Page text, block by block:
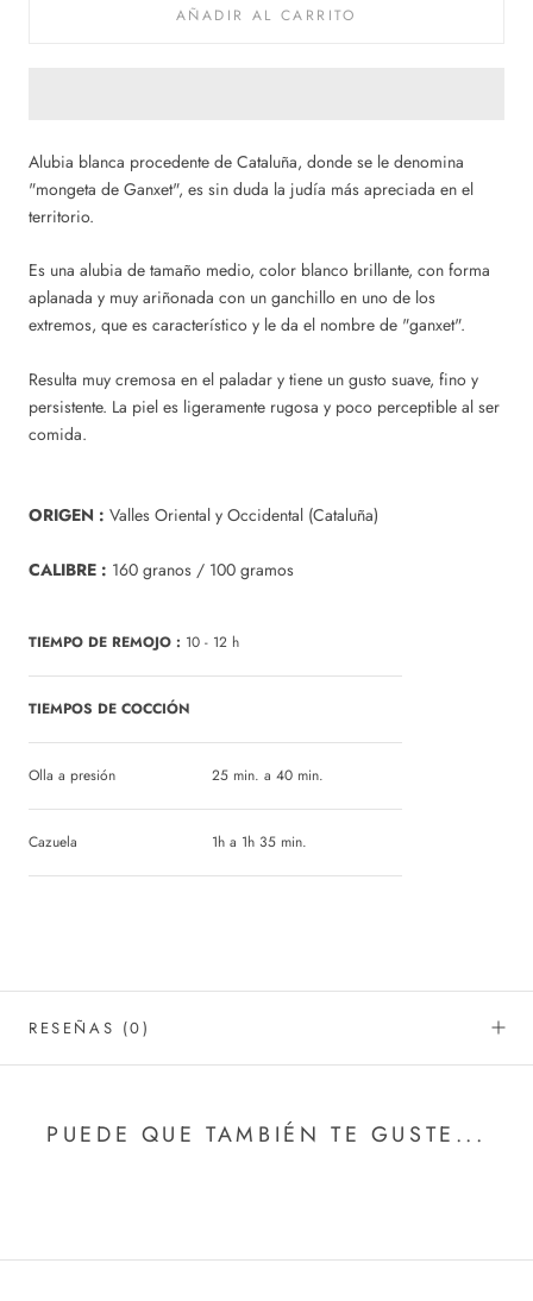
AÑADIR AL CARRITO
Alubia blanca procedente de Cataluña, donde se le denomina
"mongeta de Ganxet", es sin duda la judía más apreciada en el
territorio.
Es una alubia de tamaño medio, color blanco brillante, con forma
aplanada y muy ariñonada con un ganchillo en uno de los
extremos, que es característico y le da el nombre de "ganxet".
Resulta muy cremosa en el paladar y tiene un gusto suave, fino y
persistente. La piel es ligeramente rugosa y poco perceptible al ser
comida.
ORIGEN : Valles Oriental y Occidental (Cataluña)
CALIBRE : 160 granos / 100 gramos
TIEMPO DE REMOJO : 10 - 12 h
TIEMPOS DE COCCIÓN
Olla a presión 25 min. a 40 min.
Cazuela 1h a 1h 35 min.
RESEÑAS (0)
PUEDE QUE TAMBIÉN TE GUSTE...